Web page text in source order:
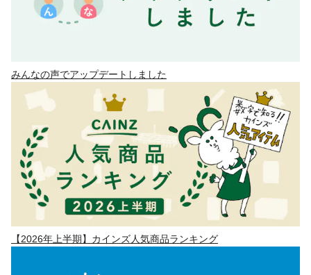
みんなの声でアップデートしました
【2026年上半期】カインズ人気商品ランキング